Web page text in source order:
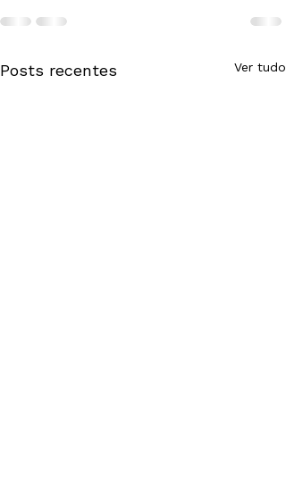
Posts recentes Ver tudo